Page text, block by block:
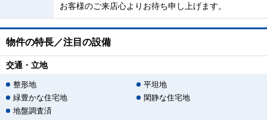
お客様のご来店心よりお待ち申し上げます。
物件の特長／注目の設備
交通・立地
整形地
平坦地
緑豊かな住宅地
閑静な住宅地
地盤調査済